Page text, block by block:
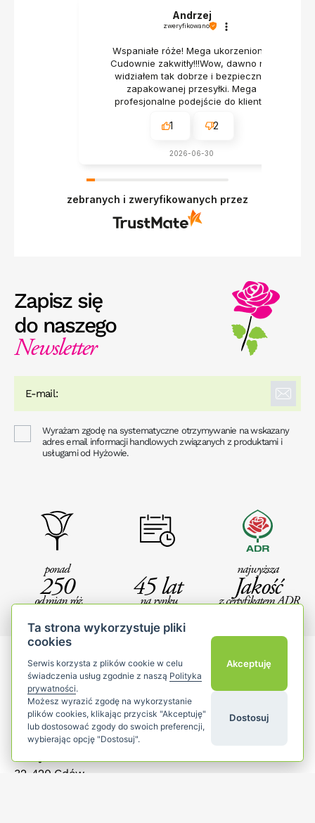
Andrzej
zweryfikowano
Wspaniałe róże! Mega ukorzenione!
Cudownie zakwitły!!!Wow, dawno nie
widziałem tak dobrze i bezpiecznie
zapakowanej przesyłki. Mega
profesjonalne podejście do klienta.
1 2
2026-06-30
zebranych i zweryfikowanych przez
Zapisz się
do naszego
Newsletter
Wyrażam zgodę na systematyczne otrzymywanie na wskazany
adres email informacji handlowych związanych z produktami i
usługami od Hyżowie.
ponad
250
odmian róż
45 lat
na rynku
najwyższa
Jakość
z certyfikatem ADR
Szkółka Róż Hyżowie
32-420 Gdów
Ta strona wykorzystuje pliki
cookies
Serwis korzysta z plików cookie w celu
świadczenia usług zgodnie z naszą Polityka
prywatności.
Możesz wyrazić zgodę na wykorzystanie
plików cookies, klikając przycisk "Akceptuję"
lub dostosować zgody do swoich preferencji,
wybierając opcję "Dostosuj".
Akceptuję
Dostosuj